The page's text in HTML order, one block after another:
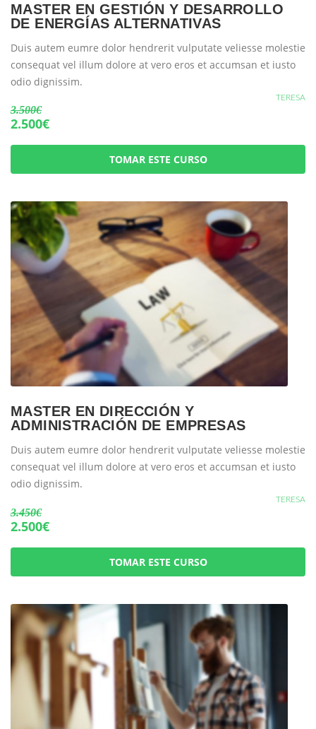
MASTER EN GESTIÓN Y DESARROLLO
DE ENERGÍAS ALTERNATIVAS
3.500€
2.500€
TERESA
TOMAR ESTE CURSO
Duis autem eumre dolor hendrerit vulputate veliesse molestie
consequat vel illum dolore at vero eros et accumsan et iusto
odio dignissim.
MASTER EN DIRECCIÓN Y
ADMINISTRACIÓN DE EMPRESAS
3.450€
2.500€
TERESA
TOMAR ESTE CURSO
Duis autem eumre dolor hendrerit vulputate veliesse molestie
consequat vel illum dolore at vero eros et accumsan et iusto
odio dignissim.